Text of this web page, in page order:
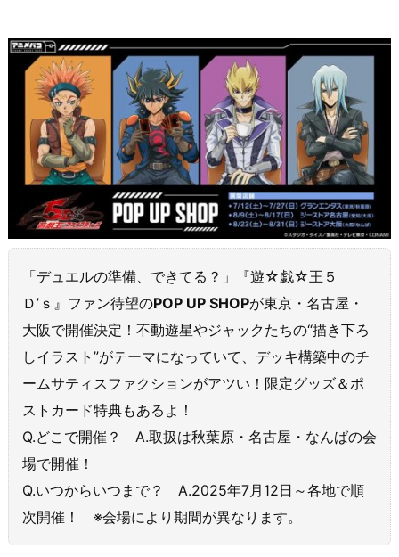
「デュエルの準備、できてる？」『遊☆戯☆王５
Ｄ’ｓ』ファン待望のPOP UP SHOPが東京・名古屋・
大阪で開催決定！不動遊星やジャックたちの“描き下ろ
しイラスト”がテーマになっていて、デッキ構築中のチ
ームサティスファクションがアツい！限定グッズ＆ポ
ストカード特典もあるよ！
Q.どこで開催？ A.取扱は秋葉原・名古屋・なんばの会
場で開催！
Q.いつからいつまで？ A.2025年7月12日～各地で順
次開催！ ※会場により期間が異なります。